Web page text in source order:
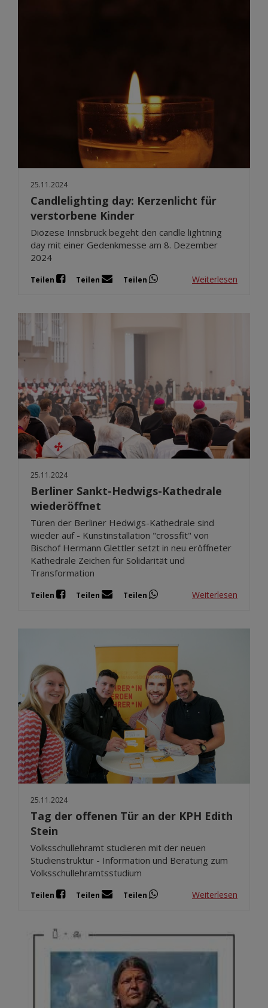
25.11.2024
Candlelighting day: Kerzenlicht für
verstorbene Kinder
Diözese Innsbruck begeht den candle lightning
day mit einer Gedenkmesse am 8. Dezember
2024
Teilen Teilen Teilen Weiterlesen
25.11.2024
Berliner Sankt-Hedwigs-Kathedrale
wiederöffnet
Türen der Berliner Hedwigs-Kathedrale sind
wieder auf - Kunstinstallation "crossfit" von
Bischof Hermann Glettler setzt in neu eröffneter
Kathedrale Zeichen für Solidarität und
Transformation
Teilen Teilen Teilen Weiterlesen
25.11.2024
Tag der offenen Tür an der KPH Edith
Stein
Volksschullehramt studieren mit der neuen
Studienstruktur - Information und Beratung zum
Volksschullehramtsstudium
Teilen Teilen Teilen Weiterlesen